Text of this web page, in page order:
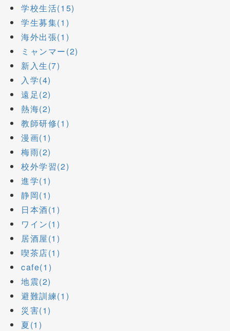
学校生活(15)
学生募集(1)
海外出張(1)
ミャンマー(2)
新入生(7)
入学(4)
遠足(2)
熱海(2)
教師研修(1)
漫画(1)
梅雨(2)
校外学習(2)
進学(1)
静岡(1)
日本酒(1)
ワイン(1)
居酒屋(1)
喫茶店(1)
cafe(1)
地震(2)
避難訓練(1)
災害(1)
夏(1)